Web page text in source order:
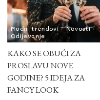
Modni trendovi
Novosti
Odijevanje
KAKO SE OBUĆI ZA
PROSLAVU NOVE
GODINE? 5 IDEJA ZA
FANCY LOOK